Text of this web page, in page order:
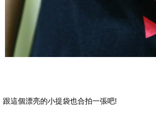
跟這個漂亮的小提袋也合拍一張吧!